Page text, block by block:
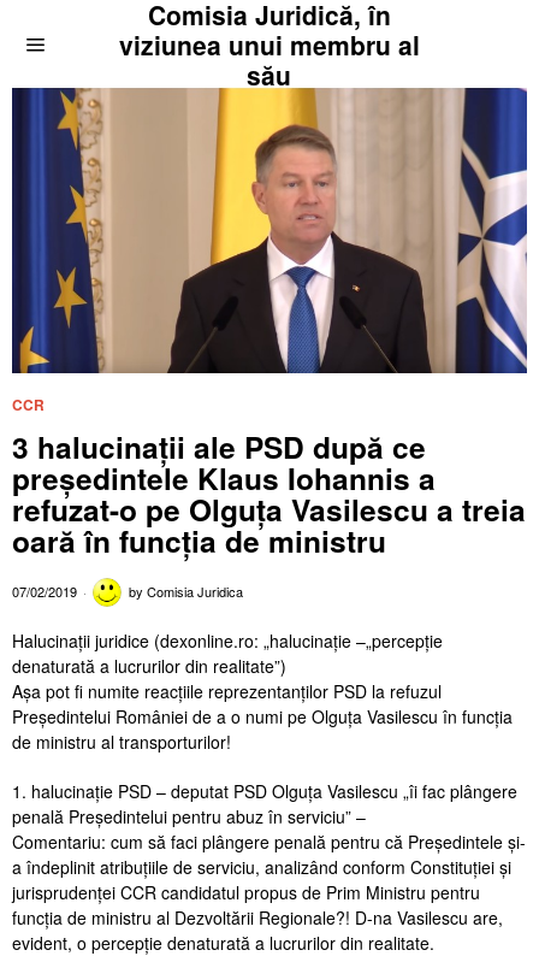
Comisia Juridică, în
viziunea unui membru al
său
CCR
3 halucinații ale PSD după ce
președintele Klaus Iohannis a
refuzat-o pe Olguța Vasilescu a treia
oară în funcția de ministru
07/02/2019 by Comisia Juridica
Halucinații juridice (dexonline.ro: „halucinație –„percepție
denaturată a lucrurilor din realitate”)
Așa pot fi numite reacțiile reprezentanților PSD la refuzul
Președintelui României de a o numi pe Olguța Vasilescu în funcția
de ministru al transporturilor!
1. halucinație PSD – deputat PSD Olguța Vasilescu „îi fac plângere
penală Președintelui pentru abuz în serviciu” –
Comentariu: cum să faci plângere penală pentru că Președintele și-
a îndeplinit atribuțiile de serviciu, analizând conform Constituției și
jurisprudenței CCR candidatul propus de Prim Ministru pentru
funcția de ministru al Dezvoltării Regionale?! D-na Vasilescu are,
evident, o percepție denaturată a lucrurilor din realitate.